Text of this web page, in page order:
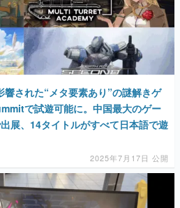
響された“メタ要素あり”の謎解きゲ
で試遊可能に。中国最大のゲー
展、14タイトルがすべて日本語で遊
2025年7月17日 公開